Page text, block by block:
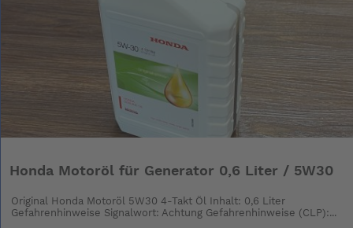
Honda Motoröl für Generator 0,6 Liter / 5W30
Original Honda Motoröl 5W30 4-Takt Öl Inhalt: 0,6 Liter
Gefahrenhinweise Signalwort: Achtung Gefahrenhinweise (CLP):...